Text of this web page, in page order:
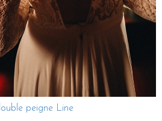
peigne Line